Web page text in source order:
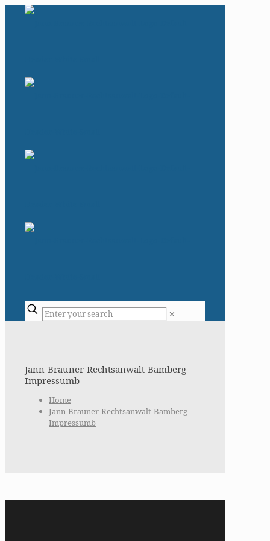
✕
Jann-Brauner-Rechtsanwalt-Bamberg-
Impressumb
Home
Jann-Brauner-Rechtsanwalt-Bamberg-
Impressumb